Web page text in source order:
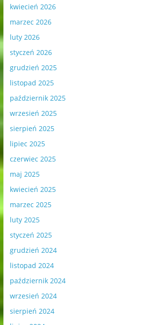
kwiecień 2026
marzec 2026
luty 2026
styczeń 2026
grudzień 2025
listopad 2025
październik 2025
wrzesień 2025
sierpień 2025
lipiec 2025
czerwiec 2025
maj 2025
kwiecień 2025
marzec 2025
luty 2025
styczeń 2025
grudzień 2024
listopad 2024
październik 2024
wrzesień 2024
sierpień 2024